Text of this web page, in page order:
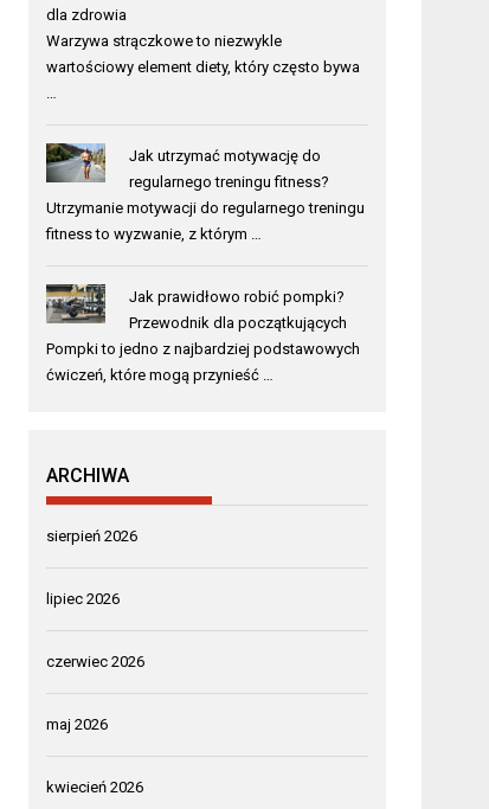
dla zdrowia
Warzywa strączkowe to niezwykle
wartościowy element diety, który często bywa
…
Jak utrzymać motywację do
regularnego treningu fitness?
Utrzymanie motywacji do regularnego treningu
fitness to wyzwanie, z którym …
Jak prawidłowo robić pompki?
Przewodnik dla początkujących
Pompki to jedno z najbardziej podstawowych
ćwiczeń, które mogą przynieść …
ARCHIWA
sierpień 2026
lipiec 2026
czerwiec 2026
maj 2026
kwiecień 2026